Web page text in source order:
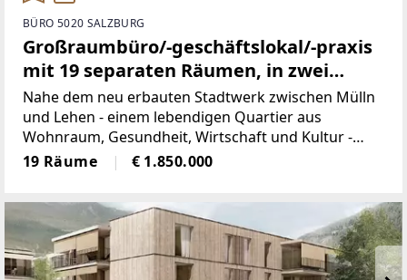
BÜRO 5020 SALZBURG
Großraumbüro/-geschäftslokal/-praxis
mit 19 separaten Räumen, in zwei
Einheiten teilbar
Nahe dem neu erbauten Stadtwerk zwischen Mülln
und Lehen - einem lebendigen Quartier aus
Wohnraum, Gesundheit, Wirtschaft und Kultur -
befindet sich diese vielfältig nutzbare
Gewerbeimmobilie mit ca. 582 qm
19 Räume € 1.850.000